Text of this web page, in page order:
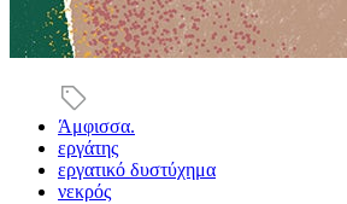
Άμφισσα.
εργάτης
εργατικό δυστύχημα
νεκρός